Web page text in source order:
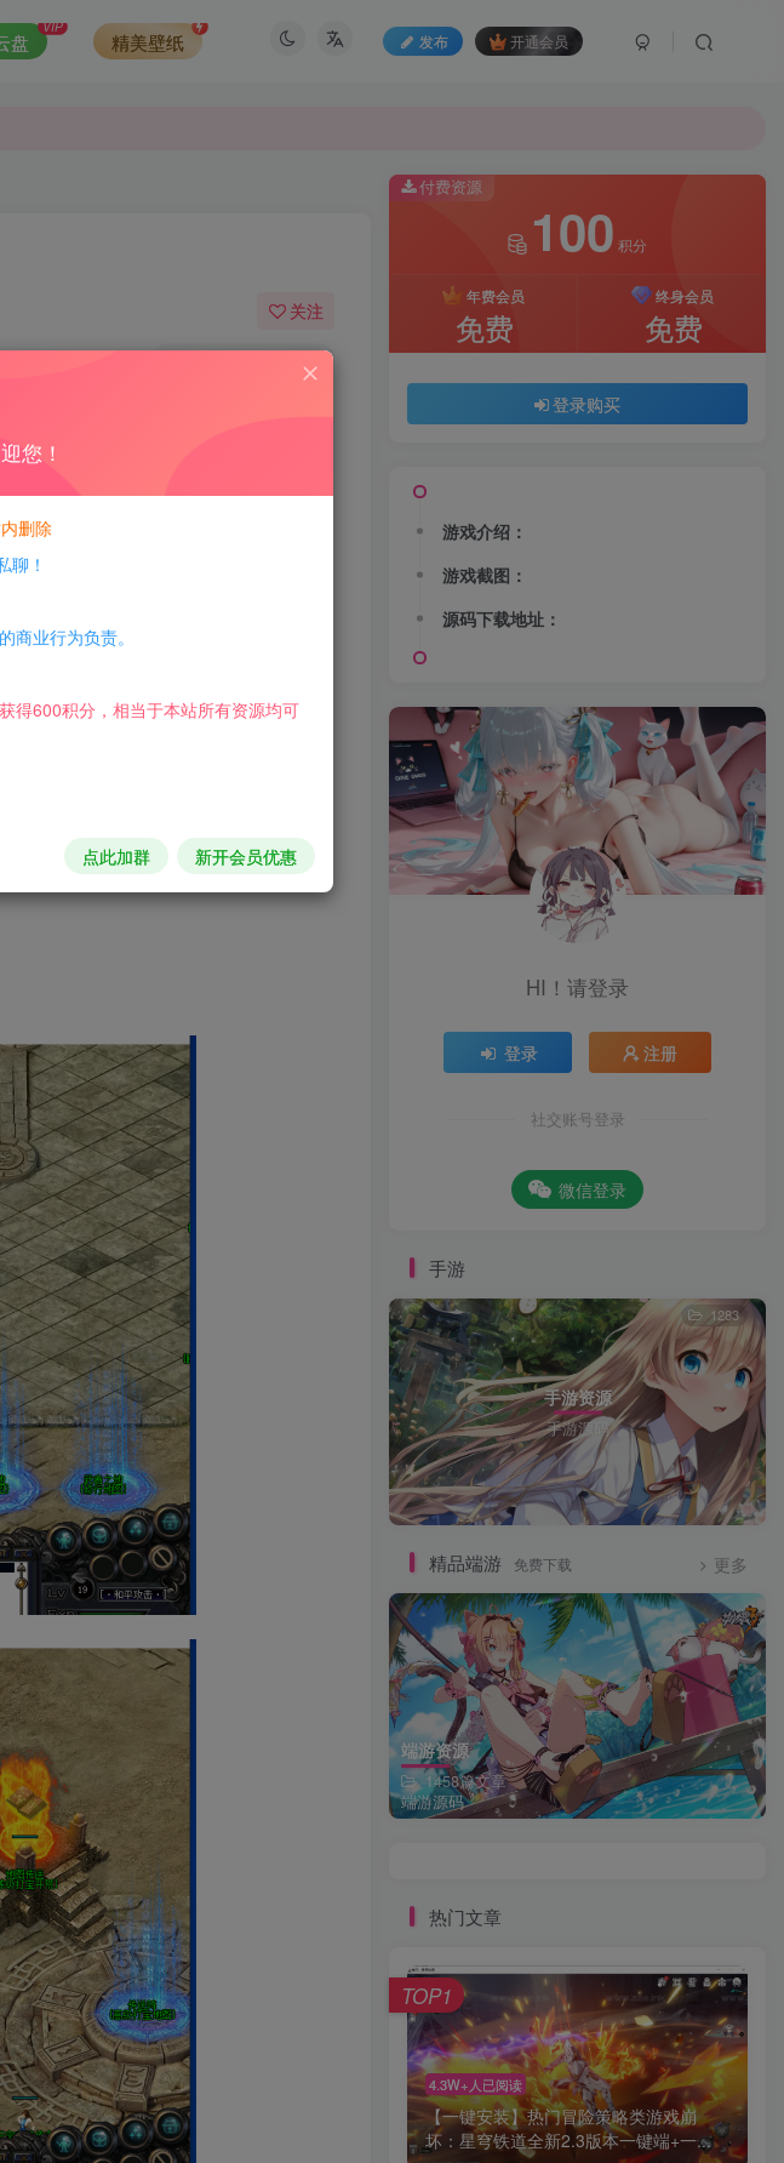
发布 开通会员
盘
VIP
精美壁纸
除处理。
关注
付费资源
100 积分
年费会员
免费
终身会员
免费
登录购买
游戏介绍：
游戏截图：
源码下载地址：
HI！请登录
登录 注册
社交账号登录
微信登录
手游
手游资源
手游源码
1283
精品端游 免费下载 更多
端游资源
1458篇文章
端游源码
热门文章
4.3W+人已阅读
【一键安装】热门冒险策略类游戏崩
坏：星穹铁道全新2.3版本一键端+一...
TOP1
您！
删除
聊！
业行为负责。
得600积分，相当于本站所有资源均可
点此加群 新开会员优惠